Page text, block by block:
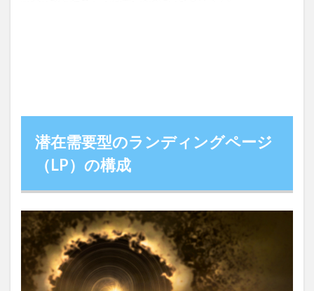
パー
ト
2.6
⑥比
較し
ても
パー
ト
2.7
⑦不
安を
解消
潜在需要型のランディングページ
（LP）の構成